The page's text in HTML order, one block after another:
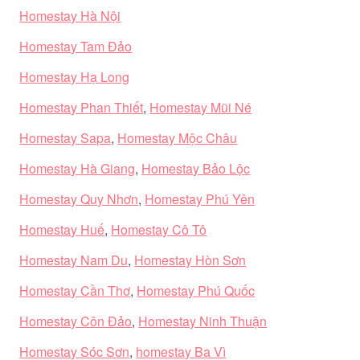
Homestay Hà Nội
Homestay Tam Đảo
Homestay Hạ Long
Homestay Phan Thiết, Homestay Mũi Né
Homestay Sapa, Homestay Mộc Châu
Homestay Hà Giang, Homestay Bảo Lộc
Homestay Quy Nhơn, Homestay Phú Yên
Homestay Huế, Homestay Cô Tô
Homestay Nam Du, Homestay Hòn Sơn
Homestay Cần Thơ, Homestay Phú Quốc
Homestay Côn Đảo, Homestay Ninh Thuận
Homestay Sóc Sơn, homestay Ba Vì